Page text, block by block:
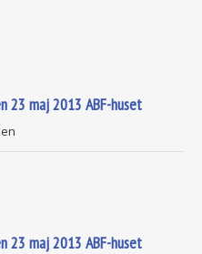
23 maj 2013 ABF-huset
23 maj 2013 ABF-huset